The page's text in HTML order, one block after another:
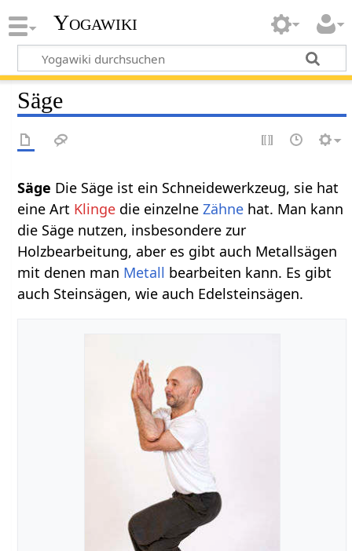
Yogawiki
Säge
Die Säge ist ein Schneidewerkzeug, sie hat
eine Art Klinge die einzelneZähne hat. Man kann
die Säge nutzen, insbesondere zur
Holzbearbeitung, aber es gibt auch Metallsägen
mit denen man Metall bearbeiten kann. Es gibt
auch Steinsägen, wie auch Edelsteinsägen.